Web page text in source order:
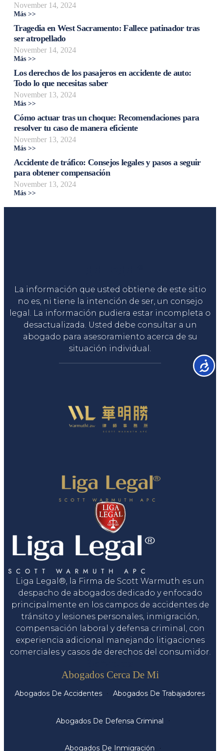
November 14, 2024
Más >>
Tragedia en West Sacramento: Fallece patinador tras
ser atropellado
November 14, 2024
Más >>
Los derechos de los pasajeros en accidente de auto:
Todo lo que necesitas saber
November 13, 2024
Más >>
Cómo actuar tras un choque: Recomendaciones para
resolver tu caso de manera eficiente
November 13, 2024
Más >>
Accidente de tráfico: Consejos legales y pasos a seguir
para obtener compensación
November 13, 2024
Más >>
La información que usted obtiene de este sitio
no es, ni tiene la intención de ser, un consejo
legal. La información pudiera estar incompleta o
desactualizada. Usted debe consultar a un
abogado para asesoramiento acerca de su
situación individual.
Liga Legal®, la Firma de Scott Warmuth es un
despacho de abogados dedicado y enfocado
principalmente en los campos de accidentes de
tránsito y lesiones personales, inmigración,
compensación laboral y defensa criminal, con
experiencia adicional manejando litigaciones
comerciales y casos de derechos del consumidor.
Abogados Cerca De Mi
Abogados De Accidentes Abogados De Trabajadores
Abogados De Defensa Criminal
Abogados De Inmigración